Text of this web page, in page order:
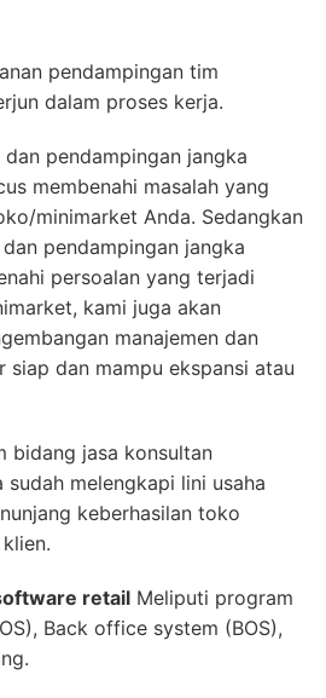
pendampingan tim
dalam proses kerja.
pendampingan jangka
membenahi masalah yang
minimarket Anda. Sedangkan
pendampingan jangka
persoalan yang terjadi
kami juga akan
manajemen dan
siap dan mampu ekspansi atau
bidang jasa konsultan
melengkapi lini usaha
keberhasilan toko
retail Meliputi program
Back office system (BOS),